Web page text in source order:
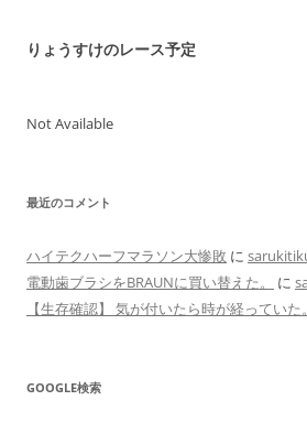
りょうすけのレース予定
Not Available
最近のコメント
ハイテクハーフマラソン大惨敗 に
電動歯ブラシをBRAUNに買い替えた。
に
【生存確認】 気が付いたら時が経っていた。
GOOGLE検索